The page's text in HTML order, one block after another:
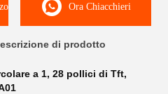
Ora Chiacchieri
di prodotto
a 1, 28 pollici di Tft,